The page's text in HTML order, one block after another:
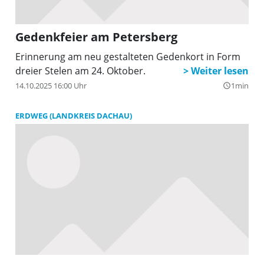
Gedenkfeier am Petersberg
Erinnerung am neu gestalteten Gedenkort in Form
dreier Stelen am 24. Oktober.
14.10.2025 16:00 Uhr query_builder1min
ERDWEG (LANDKREIS DACHAU)